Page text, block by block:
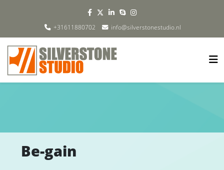
+31611880702 info@silverstonestudio.nl
Be-gain